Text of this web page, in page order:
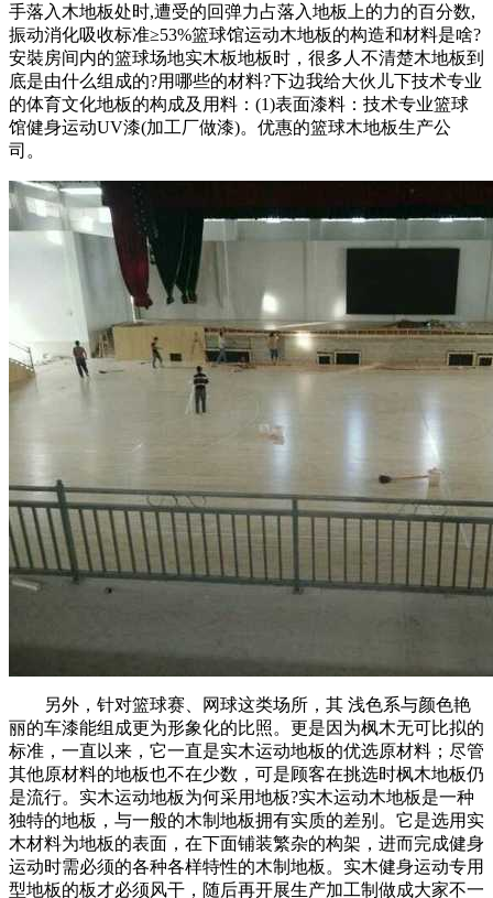
手落入木地板处时,遭受的回弹力占落入地板上的力的百分数,
振动消化吸收标准≥53%篮球馆运动木地板的构造和材料是啥?
安裝房间内的篮球场地实木板地板时，很多人不清楚木地板到
底是由什么组成的?用哪些的材料?下边我给大伙儿下技术专业
的体育文化地板的构成及用料：(1)表面漆料：技术专业篮球
馆健身运动UV漆(加工厂做漆)。优惠的篮球木地板生产公
司。
另外，针对篮球赛、网球这类场所，其 浅色系与颜色艳
丽的车漆能组成更为形象化的比照。更是因为枫木无可比拟的
标准，一直以来，它一直是实木运动地板的优选原材料；尽管
其他原材料的地板也不在少数，可是顾客在挑选时枫木地板仍
是流行。实木运动地板为何采用地板?实木运动木地板是一种
独特的地板，与一般的木制地板拥有实质的差别。它是选用实
木材料为地板的表面，在下面铺装繁杂的构架，进而完成健身
运动时需必须的各种各样特性的木制地板。实木健身运动专用
型地板的板才必须风干，随后再开展生产加工制做成大家不一